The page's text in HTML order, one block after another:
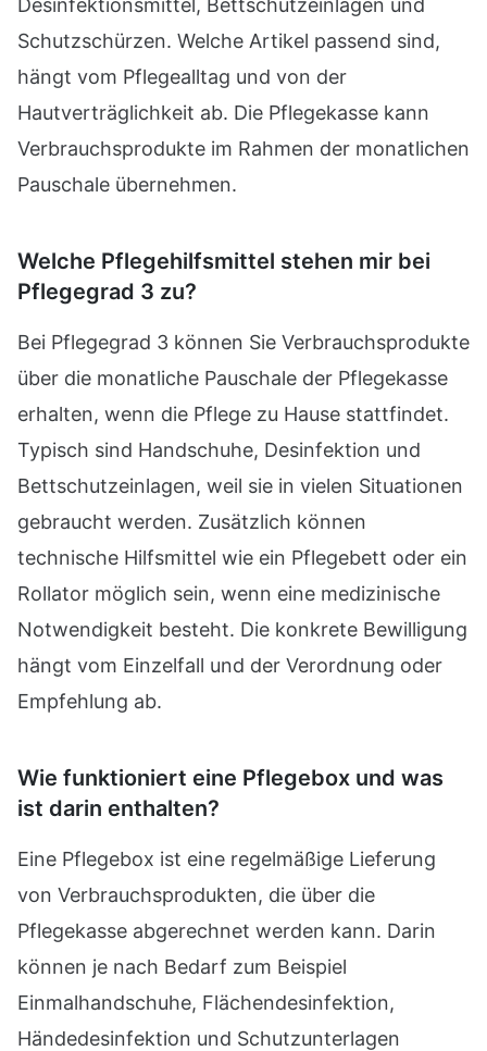
Desinfektionsmittel, Bettschutzeinlagen und
Schutzschürzen. Welche Artikel passend sind,
hängt vom Pflegealltag und von der
Hautverträglichkeit ab. Die Pflegekasse kann
Verbrauchsprodukte im Rahmen der monatlichen
Pauschale übernehmen.
Welche Pflegehilfsmittel stehen mir bei
Pflegegrad 3 zu?
Bei Pflegegrad 3 können Sie Verbrauchsprodukte
über die monatliche Pauschale der Pflegekasse
erhalten, wenn die Pflege zu Hause stattfindet.
Typisch sind Handschuhe, Desinfektion und
Bettschutzeinlagen, weil sie in vielen Situationen
gebraucht werden. Zusätzlich können
technische Hilfsmittel wie ein Pflegebett oder ein
Rollator möglich sein, wenn eine medizinische
Notwendigkeit besteht. Die konkrete Bewilligung
hängt vom Einzelfall und der Verordnung oder
Empfehlung ab.
Wie funktioniert eine Pflegebox und was
ist darin enthalten?
Eine Pflegebox ist eine regelmäßige Lieferung
von Verbrauchsprodukten, die über die
Pflegekasse abgerechnet werden kann. Darin
können je nach Bedarf zum Beispiel
Einmalhandschuhe, Flächendesinfektion,
Händedesinfektion und Schutzunterlagen